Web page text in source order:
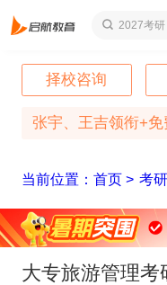
2027考研
择校咨询
张宇、王吉领衔+
当前位置：首页 > 考
大专旅游管理考